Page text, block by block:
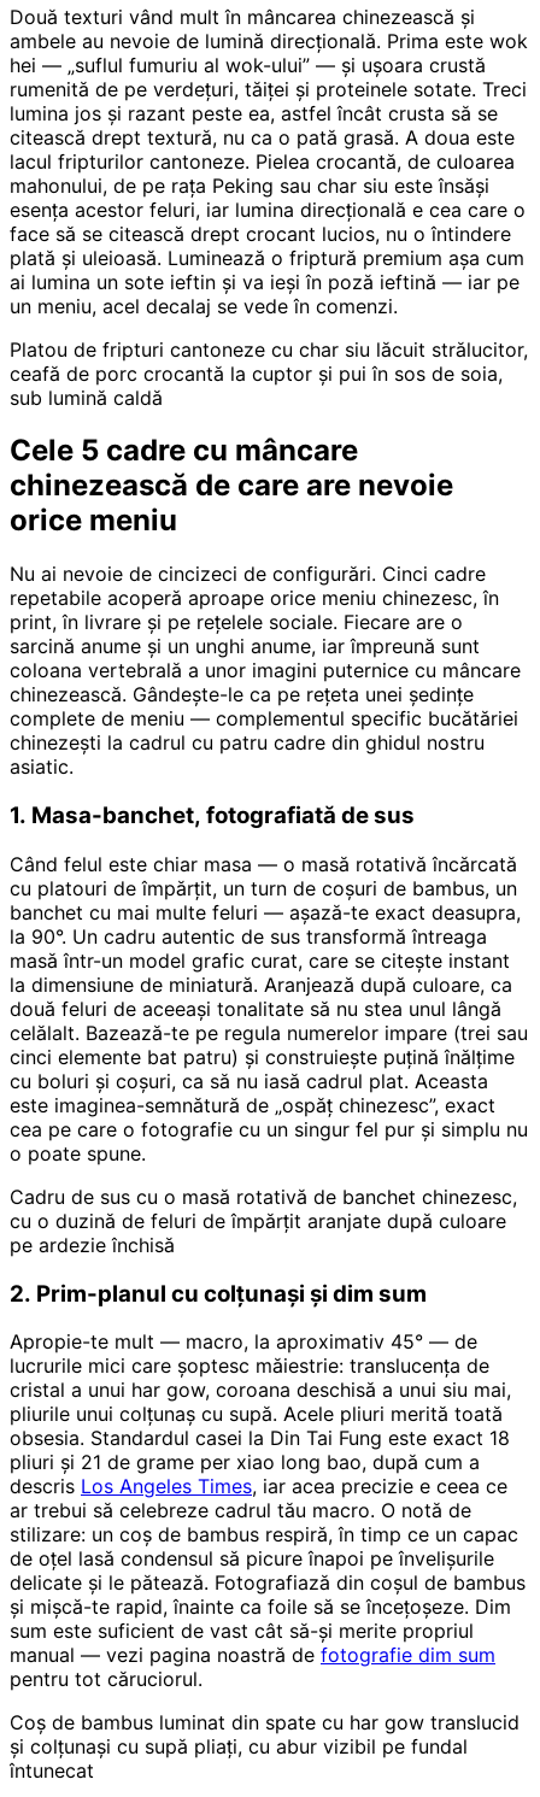
Două texturi vând mult în mâncarea chinezească și
ambele au nevoie de lumină direcțională. Prima este wok
hei — „suflul fumuriu al wok-ului” — și ușoara crustă
rumenită de pe verdețuri, tăiței și proteinele sotate. Treci
lumina jos și razant peste ea, astfel încât crusta să se
citească drept textură, nu ca o pată grasă. A doua este
lacul fripturilor cantoneze. Pielea crocantă, de culoarea
mahonului, de pe rața Peking sau char siu este însăși
esența acestor feluri, iar lumina direcțională e cea care o
face să se citească drept crocant lucios, nu o întindere
plată și uleioasă. Luminează o friptură premium așa cum
ai lumina un sote ieftin și va ieși în poză ieftină — iar pe
un meniu, acel decalaj se vede în comenzi.
Platou de fripturi cantoneze cu char siu lăcuit strălucitor,
ceafă de porc crocantă la cuptor și pui în sos de soia,
sub lumină caldă
Cele 5 cadre cu mâncare
chinezească de care are nevoie
orice meniu
Nu ai nevoie de cincizeci de configurări. Cinci cadre
repetabile acoperă aproape orice meniu chinezesc, în
print, în livrare și pe rețelele sociale. Fiecare are o
sarcină anume și un unghi anume, iar împreună sunt
coloana vertebrală a unor imagini puternice cu mâncare
chinezească. Gândește-le ca pe rețeta unei ședințe
complete de meniu — complementul specific bucătăriei
chinezești la cadrul cu patru cadre din ghidul nostru
asiatic.
1. Masa-banchet, fotografiată de sus
Când felul este chiar masa — o masă rotativă încărcată
cu platouri de împărțit, un turn de coșuri de bambus, un
banchet cu mai multe feluri — așază-te exact deasupra,
la 90°. Un cadru autentic de sus transformă întreaga
masă într-un model grafic curat, care se citește instant
la dimensiune de miniatură. Aranjează după culoare, ca
două feluri de aceeași tonalitate să nu stea unul lângă
celălalt. Bazează-te pe regula numerelor impare (trei sau
cinci elemente bat patru) și construiește puțină înălțime
cu boluri și coșuri, ca să nu iasă cadrul plat. Aceasta
este imaginea-semnătură de „ospăț chinezesc”, exact
cea pe care o fotografie cu un singur fel pur și simplu nu
o poate spune.
Cadru de sus cu o masă rotativă de banchet chinezesc,
cu o duzină de feluri de împărțit aranjate după culoare
pe ardezie închisă
2. Prim-planul cu colțunași și dim sum
Apropie-te mult — macro, la aproximativ 45° — de
lucrurile mici care șoptesc măiestrie: translucența de
cristal a unui har gow, coroana deschisă a unui siu mai,
pliurile unui colțunaș cu supă. Acele pliuri merită toată
obsesia. Standardul casei la Din Tai Fung este exact 18
pliuri și 21 de grame per xiao long bao, după cum a
descris Los Angeles Times, iar acea precizie e ceea ce
ar trebui să celebreze cadrul tău macro. O notă de
stilizare: un coș de bambus respiră, în timp ce un capac
de oțel lasă condensul să picure înapoi pe învelișurile
delicate și le pătează. Fotografiază din coșul de bambus
și mișcă-te rapid, înainte ca foile să se încețoșeze. Dim
sum este suficient de vast cât să-și merite propriul
manual — vezi pagina noastră de fotografie dim sum
pentru tot căruciorul.
Coș de bambus luminat din spate cu har gow translucid
și colțunași cu supă pliați, cu abur vizibil pe fundal
întunecat